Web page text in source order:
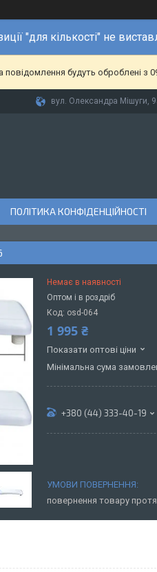
"для кількості" не
будуть оброблені з
вул. Олександра Мішуги,
ПОЛІТИКА КОНФІДЕНЦІЙНОСТІ
Немає в наявності
Оптом і в роздріб
Код: osd-064
1 995 ₴
Показати оптові ціни
Мінімальна сума
+380 (44) 333-40-19
повернення товару